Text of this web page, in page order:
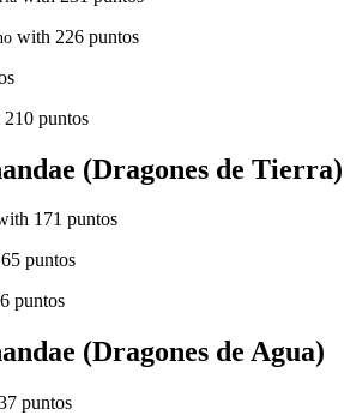
with 226 puntos
puntos
(Dragones de Tierra)
171 puntos
puntos
puntos
(Dragones de Agua)
puntos